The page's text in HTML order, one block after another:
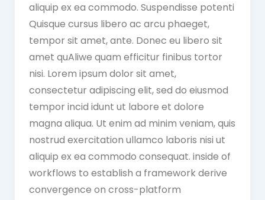
aliquip ex ea commodo. Suspendisse potenti
Quisque cursus libero ac arcu phaeget,
tempor sit amet, ante. Donec eu libero sit
amet quAliwe quam efficitur finibus tortor
nisi. Lorem ipsum dolor sit amet,
consectetur adipiscing elit, sed do eiusmod
tempor incid idunt ut labore et dolore
magna aliqua. Ut enim ad minim veniam, quis
nostrud exercitation ullamco laboris nisi ut
aliquip ex ea commodo consequat. inside of
workflows to establish a framework derive
convergence on cross-platform